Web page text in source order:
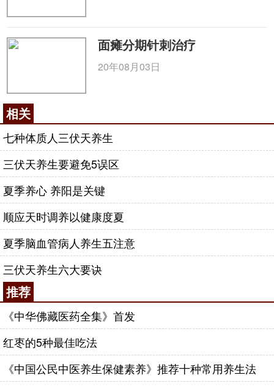
面瘫分期针刺治疗
20年08月03日
相关
七种体质人三伏天养生
三伏天养生要避免5误区
夏季养心 养阳是关键
顺应天时调养以健康度夏
夏季脑血管病人养生五注意
三伏天养生六大要诀
推荐
《中华佛藏医药全集》首发
红枣的5种最佳吃法
《中国公民中医养生保健素养》推荐十种常用养生法